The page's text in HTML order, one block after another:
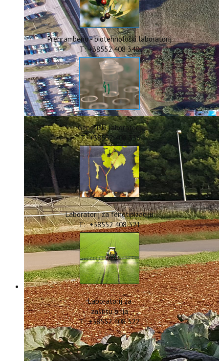
ERASMUS+
HyPro4ST
DIGIAGRI
GreenTea
CIRCOLIVE
Prehrambeno - biotehnološki laboratorij
T: +38552 408 348
Genetički laboratorij
T: +38552 408 336
Laboratorij za fenotipizaciju
T: +38552 408 321
Laboratorij za
zaštitu bilja
T: +38552 408 322